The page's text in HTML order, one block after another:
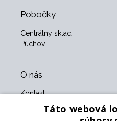
Pobočky
Centrálny sklad
Púchov
O nás
Kontakt
Obchodné podmienky
Táto webová